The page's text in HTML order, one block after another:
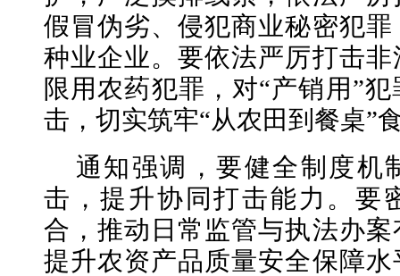
假冒伪劣、侵犯商业秘密犯
种业企业。要依法严厉打击
限用农药犯罪，对“产销用”
击，切实筑牢“从农田到餐桌”
通知强调，要健全制度机
击，提升协同打击能力。要
合，推动日常监管与执法办
提升农资产品质量安全保障